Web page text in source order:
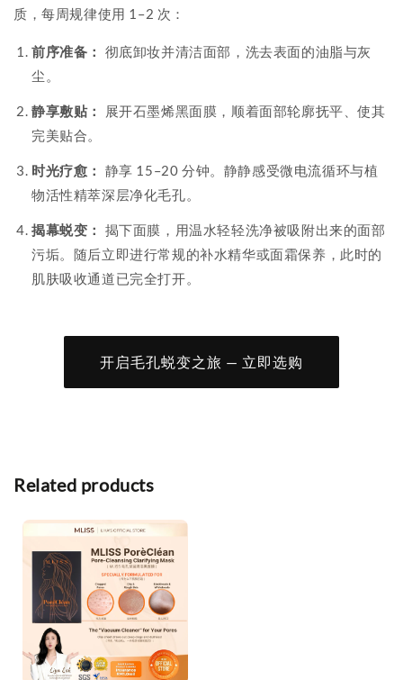
质，每周规律使用 1–2 次：
前序准备：
彻底卸妆并清洁面部，洗去表面的油脂与灰
尘。
静享敷贴：
展开石墨烯黑面膜，顺着面部轮廓抚平、使其
完美贴合。
时光疗愈：
静享 15–20 分钟。静静感受微电流循环与植
物活性精萃深层净化毛孔。
揭幕蜕变：
揭下面膜，用温水轻轻洗净被吸附出来的面部
污垢。随后立即进行常规的补水精华或面霜保养，此时的
肌肤吸收通道已完全打开。
开启毛孔蜕变之旅 — 立即选购
Related products